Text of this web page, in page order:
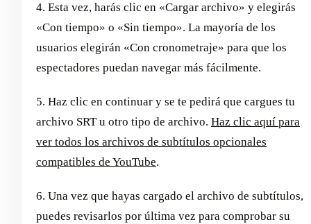
4. Esta vez, harás clic en «Cargar archivo» y elegirás
«Con tiempo» o «Sin tiempo». La mayoría de los
usuarios elegirán «Con cronometraje» para que los
espectadores puedan navegar más fácilmente.
5. Haz clic en continuar y se te pedirá que cargues tu
archivo SRT u otro tipo de archivo. Haz clic aquí para
ver todos los archivos de subtítulos opcionales
compatibles de YouTube.
6. Una vez que hayas cargado el archivo de subtítulos,
puedes revisarlos por última vez para comprobar su